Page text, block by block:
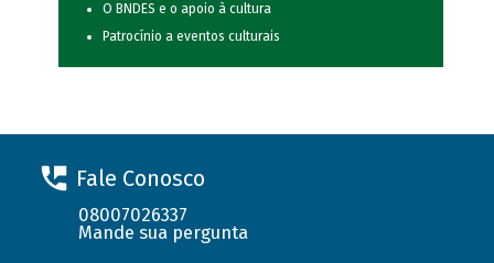
O BNDES e o apoio à cultura
Patrocínio a eventos culturais
Fale Conosco
08007026337
Mande sua pergunta